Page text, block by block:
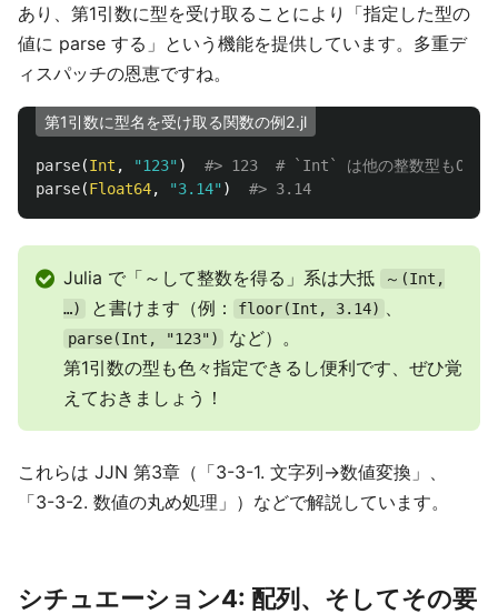
あり、第1引数に型を受け取ることにより「指定した型の
値に parse する」という機能を提供しています。多重デ
ィスパッチの恩恵ですね。
第1引数に型名を受け取る関数の例2.jl
parse(Int , "123" )
#> 123  # `Int` は他の整数型もOK（
parse(Float64, "3.14" ) #> 3.14
Julia で「～して整数を得る」系は大抵
～(Int,
…)
と書けます（例： floor(Int, 3.14)
parse(Int, "123")
など）。
第1引数の型も色々指定できるし便利です、ぜひ覚
えておきましょう！
これらは JJN 第3章（「3-3-1. 文字列→数値変換」、
「3-3-2. 数値の丸め処理」）などで解説しています。
シチュエーション4: 配列、そしてその要